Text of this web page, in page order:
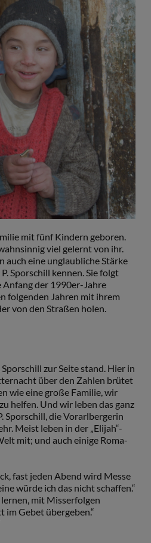
mit fünf Kindern geboren.
viel gelernt von ihr.
auch eine unglaubliche Stärke
Sporschill kennen. Sie folgt
Anfang der 1990er-Jahre
folgenden Jahren mit ihrem
von den Straßen holen.
Sporschill zur Seite stand. Hier in
über den Zahlen brütet
wie eine große Familie, wir
helfen. Und wir leben das ganz
Sporschill, die Vorarlbergerin
Meist leben in der „Elijah“-
mit; und auch einige Roma-
fast jeden Abend wird Messe
würde ich das nicht schaffen.“
mit Misserfolgen
im Gebet übergeben.“